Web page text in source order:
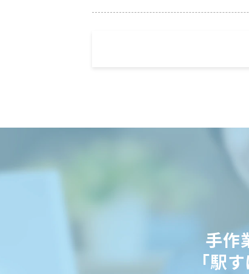
手作
「駅